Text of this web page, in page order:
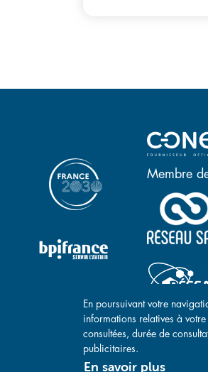
Membre
En poursuivant votre
informations relatives à votre
consultées, durée de
publicitaires.
En savoir plus